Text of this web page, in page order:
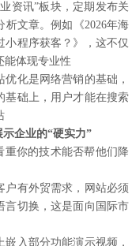
业资讯”板块，定期发布关
析文章。例如《2026年海
小程序获客？》，这不仅
能体现专业性
优化是网络营销的基础，
基础上，用户才能在搜索
企业的“硬实力”
重你的技术能否帮他们降
户有外贸需求，网站必须
言切换，这是面向国际市
嵌入部分功能演示视频，